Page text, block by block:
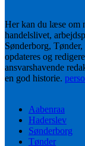
Her kan du læse om
handelslivet,
Sønderborg,
opdateres og
ansvarshavende
en god historie.
Aabenraa
Haderslev
Sønderborg
Tønder